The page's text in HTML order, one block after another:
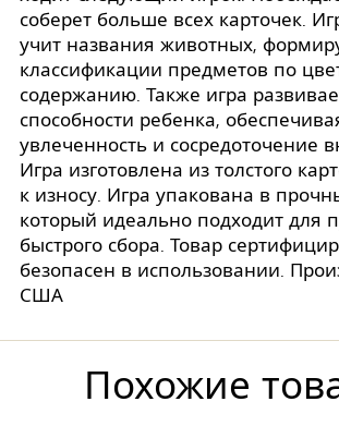
соберет больше всех карточек.
учит названия животных,
классификации предметов по
содержанию. Также игра
способности ребенка,
увлеченность и сосредоточение
Игра изготовлена из толстого
к износу. Игра упакована в
который идеально подходит для
быстрого сбора. Товар
безопасен в использовании.
США
Похожие